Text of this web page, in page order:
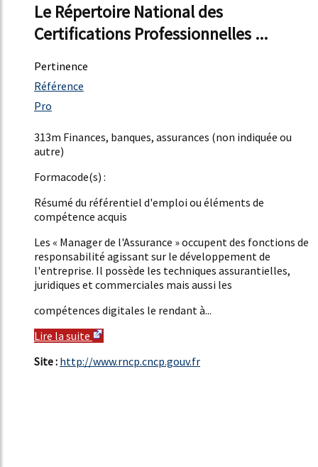
Le Répertoire National des
Certifications Professionnelles ...
Pertinence
34%
Référence
6%
Pro
313m Finances, banques, assurances (non indiquée ou
autre)
Formacode(s) :
Résumé du référentiel d'emploi ou éléments de
compétence acquis
Les « Manager de l'Assurance » occupent des fonctions de
responsabilité agissant sur le développement de
l'entreprise. Il possède les techniques assurantielles,
juridiques et commerciales mais aussi les
compétences digitales le rendant à...
Lire la suite
Site : http://www.rncp.cncp.gouv.fr